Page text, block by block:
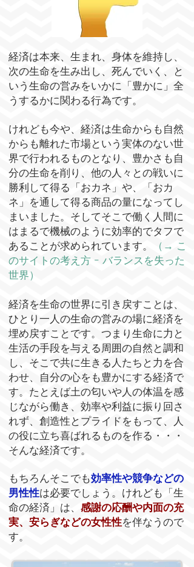
経済は本来、生まれ、身体を維持し、
次の生命を生み出し、死んでいく、と
いう生命の営みをいかに「豊かに」全
うするかに関わる行為です。
けれども今や、経済は生命からも自然
からも離れた市場という実体のない世
界で行われるものとなり、豊かさも自
分の生命を削り、他の人々との戦いに
勝利して得る「おカネ」や、「おカ
ネ」を通して得る商品の量になってし
まいました。そしてそこで働く人間に
はまるで機械のように効率的でタフで
あることが求められていま す。 （→ こ
のサイトの考え方 ｰ バランスを失った
世界）
経済を生命の世界に引き戻すことは、
ひとり一人の生命の営みの場に経済を
埋め戻すことです。つまり生命に力と
生活の手段を与える周囲の自然と調和
し 、そこで共に生きる人たちと力を合
わせ、自分の心をも豊かにする経済で
す。たとえば土の匂いや人の体温を感
じながら働き、効率や利益に振り回さ
れず、創造性とプライドをもって、人
の役に立ち喜ばれるものを作る・・・
そんな経済です。
もちろんそこでも効率性や競争などの
男性性は必要でしょう。けれども「生
命の経済」は、 感謝の応酬や内面の充
実、安らぎなどの女性性を伴なうので
す。